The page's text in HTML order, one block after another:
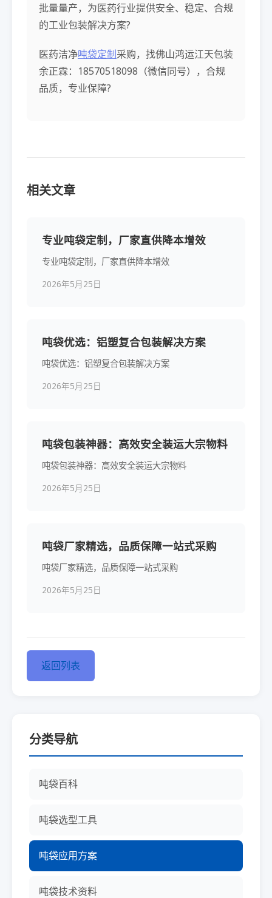
批量量产，为医药行业提供安全、稳定、合规
的工业包装解决方案?
医药洁净吨袋定制采购，找佛山鸿运江天包装
余正霖：18570518098（微信同号），合规
品质，专业保障?
相关文章
专业吨袋定制，厂家直供降本增效
专业吨袋定制，厂家直供降本增效
2026年5月25日
吨袋优选：铝塑复合包装解决方案
吨袋优选：铝塑复合包装解决方案
2026年5月25日
吨袋包装神器：高效安全装运大宗物料
吨袋包装神器：高效安全装运大宗物料
2026年5月25日
吨袋厂家精选，品质保障一站式采购
吨袋厂家精选，品质保障一站式采购
2026年5月25日
返回列表
分类导航
吨袋百科
吨袋选型工具
吨袋应用方案
吨袋技术资料